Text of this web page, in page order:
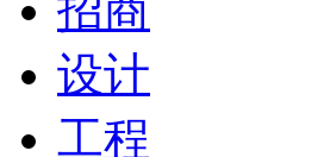
设计
工程